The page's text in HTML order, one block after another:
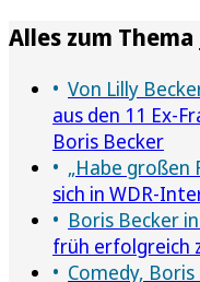
Alles zum Thema
Von Lilly
aus den 11 Ex-
Boris Becker
„Habe großen
sich in WDR-
Boris Becker
früh erfolgreich
Comedy,